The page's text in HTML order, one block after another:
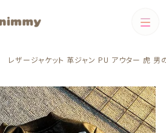
レザージャケット 革ジャン PU アウター 虎 男
ました
すべて
Boys